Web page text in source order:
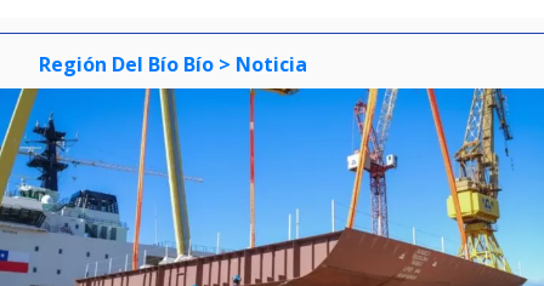
Región Del Bío Bío > Noticia